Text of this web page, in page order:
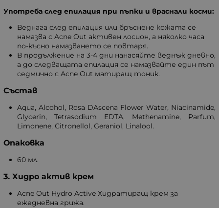
Употреба след епилация при пъпки и враснали косми:
Веднага след епилация или бръснене кожата се
намазва с Acne Out активен лосион, а няколко часа
по-късно намазването се повтаря.
В продължение на 3-4 дни нанасяйте веднъж дневно,
а до следващата епилация се намазвайте един път
седмично с Acne Out матиращ тоник.
Състав
Aqua, Alcohol, Rosa DAscena Flower Water, Niacinamide,
Glycerin, Tetrasodium EDTA, Methenamine, Parfum,
Limonene, Citronellol, Geraniol, Linalool.
Опаковка
60 мл.
3. Хидро актив крем
Acne Out Hydro Active Хидратиращ крем за
ежедневна грижа.